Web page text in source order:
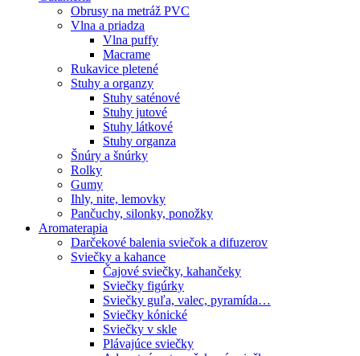
Obrusy na metráž PVC
Vlna a priadza
Vlna puffy
Macrame
Rukavice pletené
Stuhy a organzy
Stuhy saténové
Stuhy jutové
Stuhy látkové
Stuhy organza
Šnúry a šnúrky
Rolky
Gumy
Ihly, nite, lemovky
Pančuchy, silonky, ponožky
Aromaterapia
Darčekové balenia sviečok a difuzerov
Sviečky a kahance
Čajové sviečky, kahančeky
Sviečky figúrky
Sviečky guľa, valec, pyramída…
Sviečky kónické
Sviečky v skle
Plávajúce sviečky